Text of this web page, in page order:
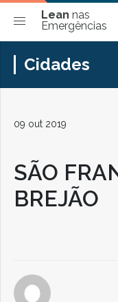
Lean nas
Emergências
Cidades
09 out 2019
SÃO
BREJÃO